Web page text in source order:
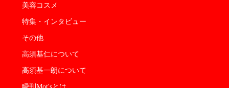
美容コスメ
特集・インタビュー
その他
高須基仁について
高須基一朗について